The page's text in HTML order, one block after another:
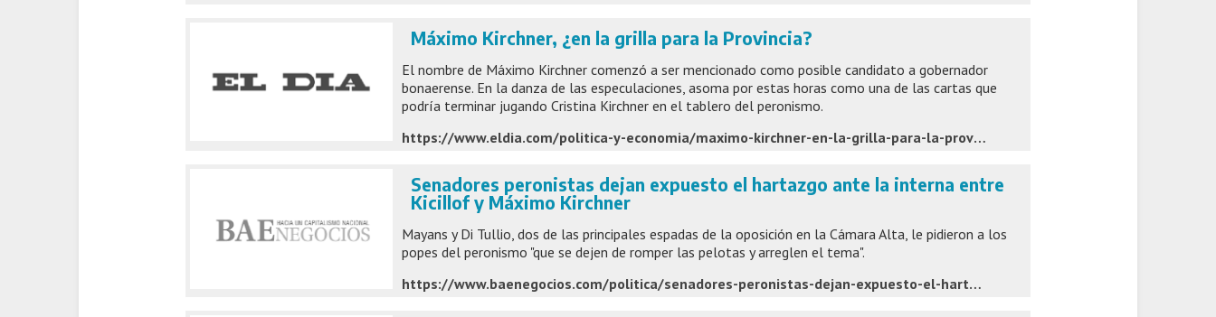
Máximo Kirchner, ¿en la grilla para la Provincia?
El nombre de Máximo Kirchner comenzó a ser mencionado como posible candidato a gobernador
bonaerense. En la danza de las especulaciones, asoma por estas horas como una de las cartas que
podría terminar jugando Cristina Kirchner en el tablero del peronismo.
https://www.eldia.com/politica-y-economia/maximo-kirchner-en-la-grilla-para-la-provincia-politica-y-economia_1786082573
Senadores peronistas dejan expuesto el hartazgo ante la interna entre
Kicillof y Máximo Kirchner
Mayans y Di Tullio, dos de las principales espadas de la oposición en la Cámara Alta, le pidieron a los
popes del peronismo "que se dejen de romper las pelotas y arreglen el tema".
https://www.baenegocios.com/politica/senadores-peronistas-dejan-expuesto-el-hartazgo-ante-la-interna-entre-kicillof-y-maximo-kirchner/